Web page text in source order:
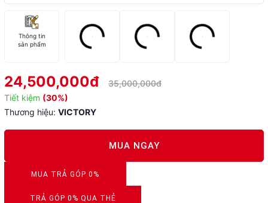
Thông tin
sản phẩm
24,500,000đ
35,000,000đ
Tiết kiệm (30%)
Thương hiệu: VICTORY
MUA NGAY
MUA TRẢ GÓP 0%
DUYỆT HỒ SƠ RONG 5 PHÚT
TRẢ GÓP 0% QUA THẺ